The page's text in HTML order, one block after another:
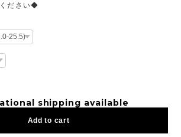
ださい◆
shipping available
Add to cart